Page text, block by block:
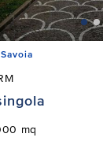
mq